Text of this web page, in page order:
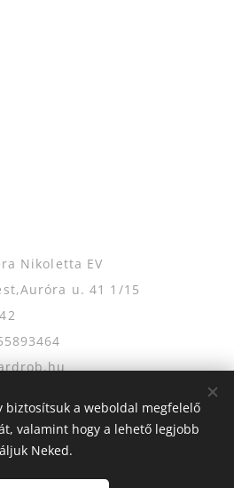
Nikoletta EV
u. 41 1/15
biztosítsuk a weboldal megfelelő
valamint hogy a lehető legjobb
Neked.